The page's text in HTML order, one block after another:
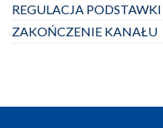
REGULACJA PODSTAWKI
ZAKOŃCZENIE KANAŁU